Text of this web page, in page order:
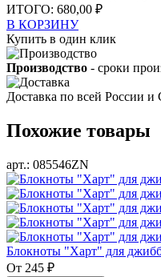
ИТОГО: 680,00 ₽
В КОРЗИНУ
Купить в один клик
Производство - сроки
Доставка по всей России
Похожие товары
арт.: 085546ZN
Блокноты "Харт" для
От 245 ₽